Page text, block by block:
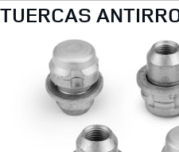
TUERCAS